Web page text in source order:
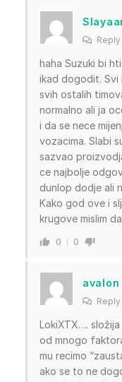
haha Suzuki bi
ikad dogodit. Svi
svih ostalih
normalno ali ja
i da se nece
vozacima. Slabi
sazvao
ce najbolje
dunlop dodje ali
Kako god ove i
krugove mislim
0 0
avalon
LokiXTX….
od mnogo
mu recimo
ako se to ne